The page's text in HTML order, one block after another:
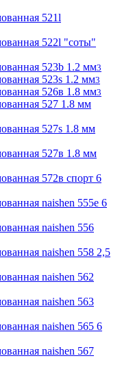
521l
522l "соты"
523b 1.2 мм3
523s 1.2 мм3
526в 1.8 мм3
527 1.8 мм
527s 1.8 мм
527в 1.8 мм
572в спорт 6
naishen 555е 6
naishen 556
naishen 558 2,5
naishen 562
naishen 563
naishen 565 6
naishen 567